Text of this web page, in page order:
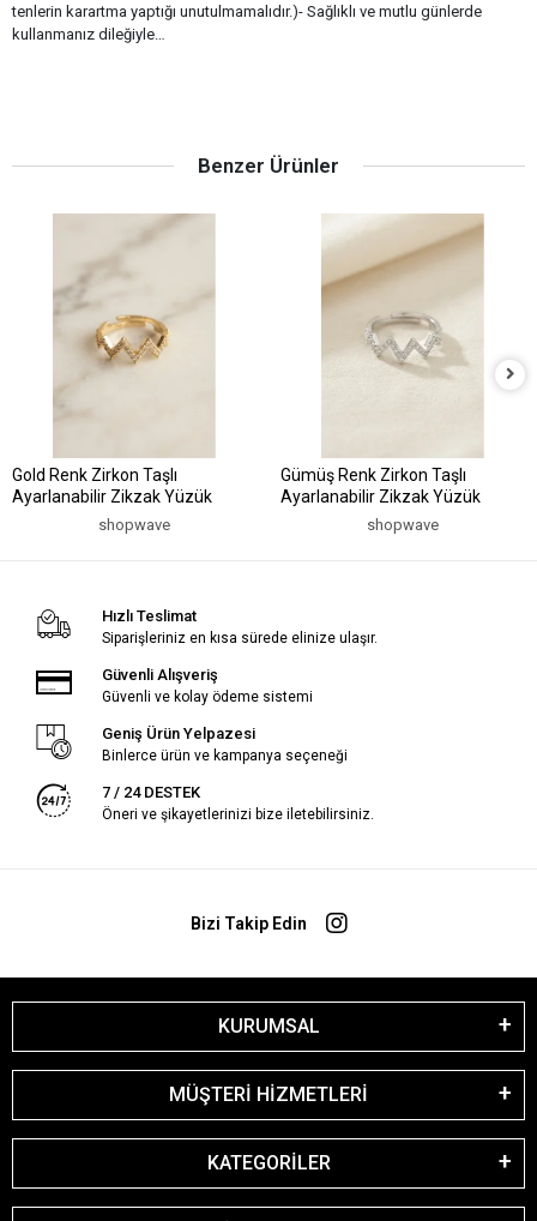
tenlerin karartma yaptığı unutulmamalıdır.)- Sağlıklı ve mutlu günlerde
kullanmanız dileğiyle…
Benzer Ürünler
Gold Renk Zirkon Taşlı
Ayarlanabilir Zikzak Yüzük
shopwave
Gümüş Renk Zirkon Taşlı
Ayarlanabilir Zikzak Yüzük
shopwave
Hızlı Teslimat
Siparişleriniz en kısa sürede elinize ulaşır.
Güvenli Alışveriş
Güvenli ve kolay ödeme sistemi
Geniş Ürün Yelpazesi
Binlerce ürün ve kampanya seçeneği
7 / 24 DESTEK
Öneri ve şikayetlerinizi bize iletebilirsiniz.
Bizi Takip Edin
KURUMSAL
MÜŞTERİ HİZMETLERİ
KATEGORİLER